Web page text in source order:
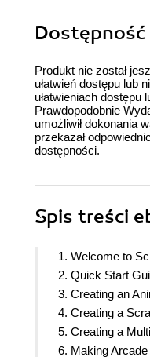
Produkt nie został
ułatwień dostępu lub
ułatwieniach dostępu
Prawdopodobnie
umożliwił dokonania
przekazał
dostępności.
Spis treści
1. Welcome to
2. Quick Start
3. Creating an
4. Creating a
5. Creating a
6. Making